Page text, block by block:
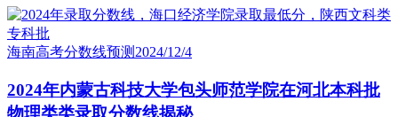
海南高考分数线预测 2024/12/4
2024年内蒙古科技大学包头师范学院在河北本科批
物理类类录取分数线揭秘